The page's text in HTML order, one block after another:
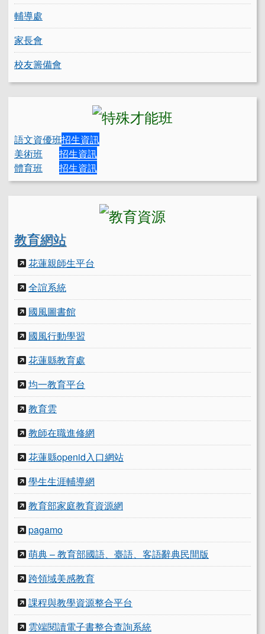
輔導處
家長會
校友籌備會
語文資優班招生資訊
美術班
招生資訊
體育班
招生資訊
教育網站
花蓮親師生平台
全誼系統
國風圖書館
國風行動學習
花蓮縣教育處
均一教育平台
教育雲
教師在職進修網
花蓮縣openid入口網站
學生生涯輔導網
教育部家庭教育資源網
pagamo
萌典 – 教育部國語、臺語、客語辭典民間版
跨領域美感教育
課程與教學資源整合平台
雲端閱讀電子書整合查詢系統